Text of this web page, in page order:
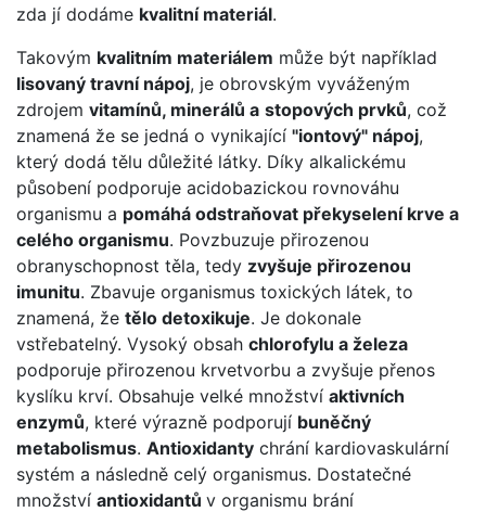
zda jí dodáme kvalitní materiál.
Takovým kvalitním materiálem může být například
lisovaný travní nápoj, je obrovským vyváženým
zdrojem vitamínů, minerálů a stopových prvků, což
znamená že se jedná o vynikající "iontový" nápoj,
který dodá tělu důležité látky. Díky alkalickému
působení podporuje acidobazickou rovnováhu
organismu a pomáhá odstraňovat překyselení krve a
celého organismu. Povzbuzuje přirozenou
obranyschopnost těla, tedy zvyšuje přirozenou
imunitu. Zbavuje organismus toxických látek, to
znamená, že tělo detoxikuje. Je dokonale
vstřebatelný. Vysoký obsah chlorofylu a železa
podporuje přirozenou krvetvorbu a zvyšuje přenos
kyslíku krví. Obsahuje velké množství aktivních
enzymů, které výrazně podporují buněčný
metabolismus. Antioxidanty chrání kardiovaskulární
systém a následně celý organismus. Dostatečné
množství antioxidantů v organismu brání